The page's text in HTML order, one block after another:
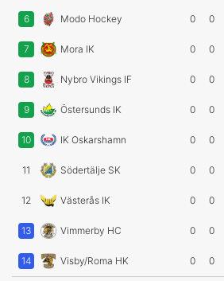
6 Modo Hockey 0 0
7 Mora IK 0 0
8 Nybro Vikings IF 0 0
9 Östersunds IK 0 0
10 IK Oskarshamn 0 0
11 Södertälje SK 0 0
12 Västerås IK 0 0
13 Vimmerby HC 0 0
14 Visby/Roma HK 0 0